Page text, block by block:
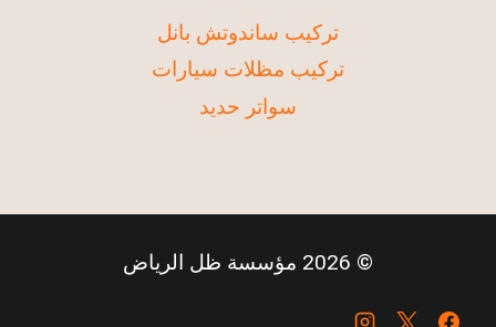
تركيب ساندوتش بانل
تركيب مظلات سيارات
سواتر حديد
© 2026 مؤسسة ظل الرياض